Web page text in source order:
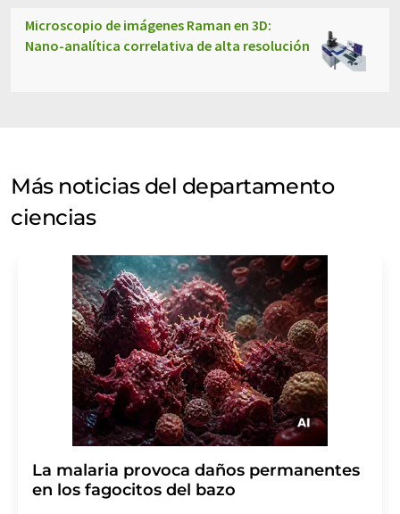
Microscopio de imágenes Raman en 3D:
Nano-analítica correlativa de alta resolución
Más noticias del departamento
ciencias
La malaria provoca daños permanentes
en los fagocitos del bazo